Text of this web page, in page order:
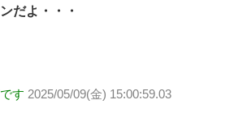
だよ・・・
す 2025/05/09(金) 15:00:59.03